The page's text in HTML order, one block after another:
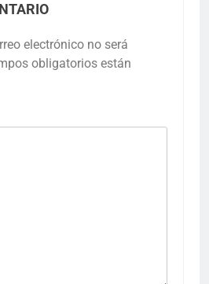
electrónico no será
obligatorios están